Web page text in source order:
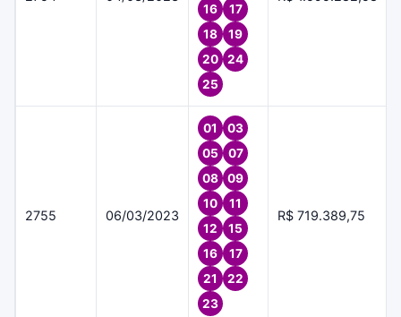
16
17
18
19
20
24
25
2755 06/03/2023
01
03
05
07
08
09
10
11
12
15
16
17
21
22
23
R$ 719.389,75